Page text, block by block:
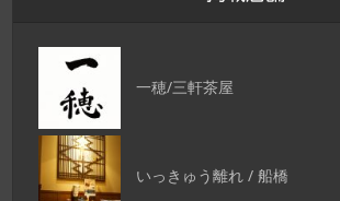
一穂/三軒茶屋
いっきゅう離れ / 船橋